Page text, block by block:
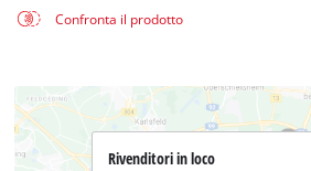
Confronta il prodotto
Rivenditori in loco